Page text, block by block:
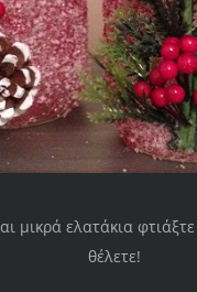
μικρά ελατάκια
θέλετε!